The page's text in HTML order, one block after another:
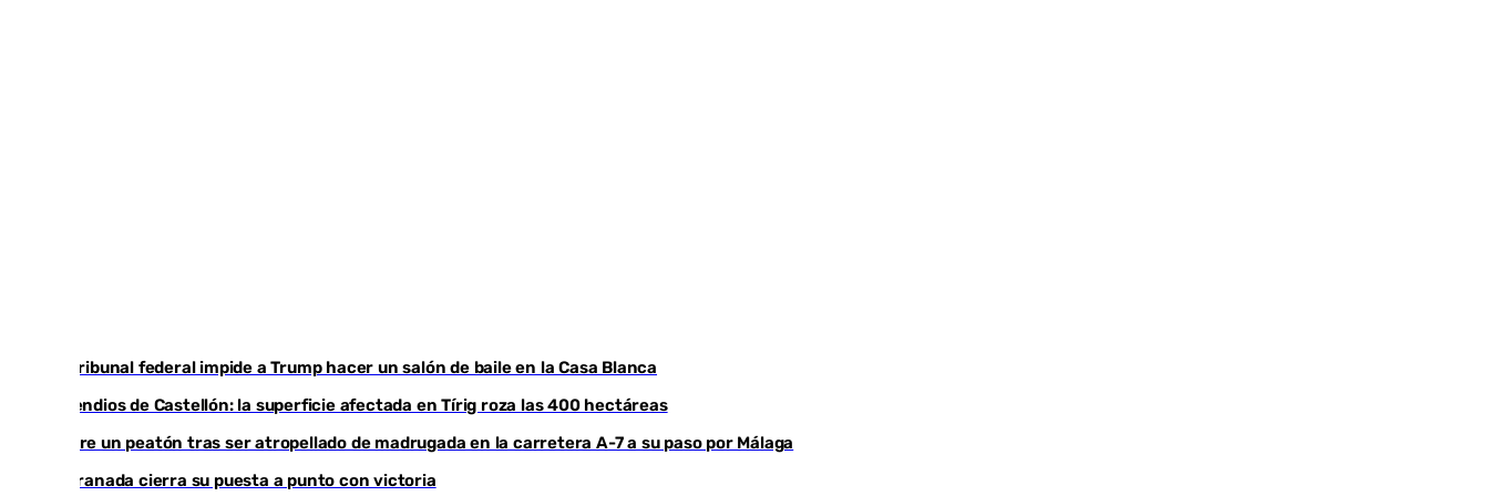
Un tribunal federal impide a Trump hacer un salón de baile en la Casa Blanca
Incendios de Castellón: la superficie afectada en Tírig roza las 400 hectáreas
Muere un peatón tras ser atropellado de madrugada en la carretera A-7 a su paso por Málaga
El Granada cierra su puesta a punto con victoria